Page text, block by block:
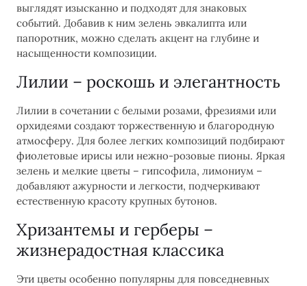
выглядят изысканно и подходят для знаковых
событий. Добавив к ним зелень эвкалипта или
папоротник, можно сделать акцент на глубине и
насыщенности композиции.
Лилии – роскошь и элегантность
Лилии в сочетании с белыми розами, фрезиями или
орхидеями создают торжественную и благородную
атмосферу. Для более легких композиций подбирают
фиолетовые ирисы или нежно-розовые пионы. Яркая
зелень и мелкие цветы – гипсофила, лимониум –
добавляют ажурности и легкости, подчеркивают
естественную красоту крупных бутонов.
Хризантемы и герберы –
жизнерадостная классика
Эти цветы особенно популярны для повседневных